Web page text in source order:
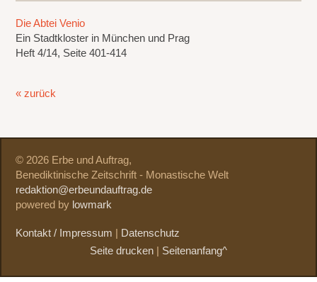
Die Abtei Venio
Ein Stadtkloster in München und Prag
Heft 4/14, Seite 401-414
« zurück
© 2026 Erbe und Auftrag,
Benediktinische Zeitschrift - Monastische Welt
redaktion@erbeundauftrag.de
powered by lowmark
Kontakt / Impressum
Datenschutz
Seite drucken
Seitenanfang^